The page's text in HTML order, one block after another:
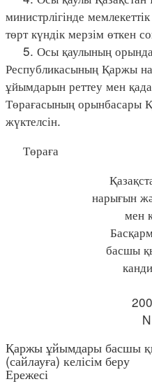
министрлігінде
төрт күндік мерзім өткен
5. Осы қаулының
Республикасының Қаржы
ұйымдарын реттеу мен
Төрағасының орынбасары
жүктелсін.
Төраға
нарығын
мен
басшы
Қаржы ұйымдары басшы
(сайлауға) келісім беру
Ережесі